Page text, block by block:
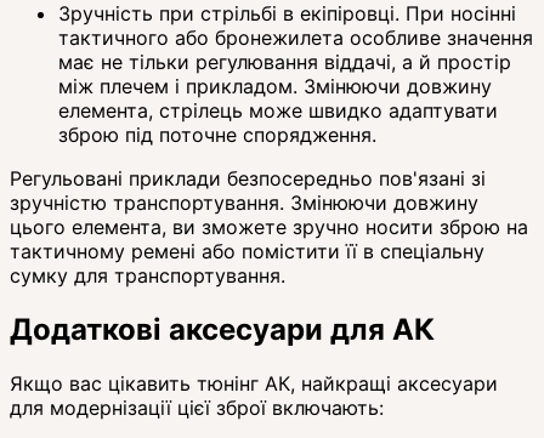
Зручність при стрільбі в екіпіровці. При носінні
тактичного або бронежилета особливе значення
має не тільки регулювання віддачі, а й простір
між плечем і прикладом. Змінюючи довжину
елемента, стрілець може швидко адаптувати
зброю під поточне спорядження.
Регульовані приклади безпосередньо пов'язані зі
зручністю транспортування. Змінюючи довжину
цього елемента, ви зможете зручно носити зброю на
тактичному ремені або помістити її в спеціальну
сумку для транспортування.
Додаткові аксесуари для АК
Якщо вас цікавить тюнінг АК, найкращі аксесуари
для модернізації цієї зброї включають: